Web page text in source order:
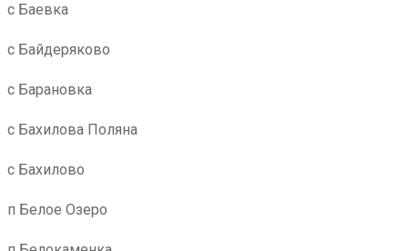
с Баевка
с Байдеряково
с Барановка
с Бахилова Поляна
с Бахилово
п Белое Озеро